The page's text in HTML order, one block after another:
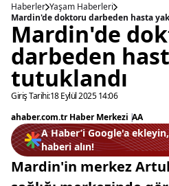
Haberler Yaşam Haberleri
Mardin'de doktoru darbeden hasta
Mardin'de
darbeden
tutuklandı
Giriş Tarihi:18 Eylül 2025 14:06
ahaber.com.tr Haber Merkezi |AA
A Haber’i Google'a
haberi alın!
Mardin'in merkez